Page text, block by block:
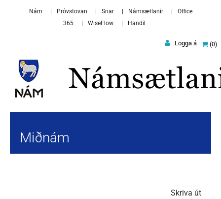
Nám Próvstovan Snar Námsætlanir
Office
365
WiseFlow Handil
0
Logga á
Miðnám
Skriva út